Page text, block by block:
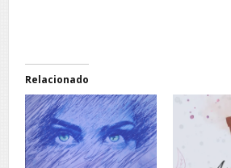
Relacionado